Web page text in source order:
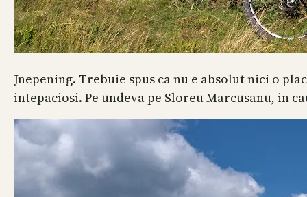
Jnepening. Trebuie spus ca nu e absolut nici o
intepaciosi. Pe undeva pe Sloreu Marcusanu, in